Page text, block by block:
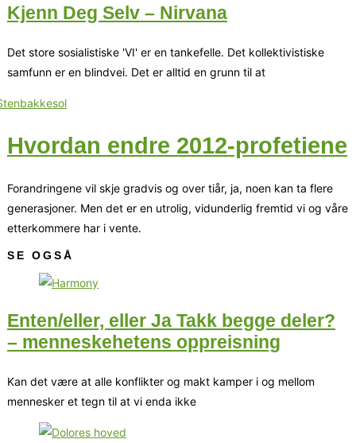
Kjenn Deg Selv – Nirvana
Det store sosialistiske 'VI' er en tankefelle. Det kollektivistiske
samfunn er en blindvei. Det er alltid en grunn til at
Hvordan endre 2012-profetiene
Forandringene vil skje gradvis og over tiår, ja, noen kan ta flere
generasjoner. Men det er en utrolig, vidunderlig fremtid vi og våre
etterkommere har i vente.
SE OGSÅ
Enten/eller, eller Ja Takk begge deler?
– menneskehetens oppreisning
Kan det være at alle konflikter og makt kamper i og mellom
mennesker et tegn til at vi enda ikke